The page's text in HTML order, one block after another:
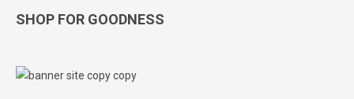
SHOP FOR GOODNESS